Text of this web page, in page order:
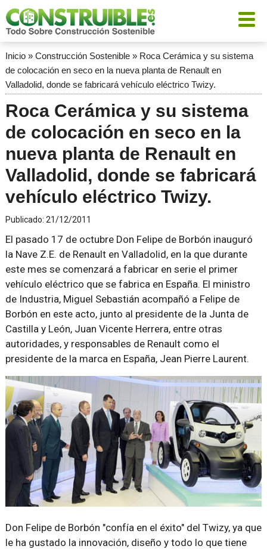
Inicio» Construcción Sostenible» Roca Cerámica y su sistema
de colocación en seco en la nueva planta de Renault en
Valladolid, donde se fabricará vehículo eléctrico Twizy.
Roca Cerámica y su sistema
de colocación en seco en la
nueva planta de Renault en
Valladolid, donde se fabricará
vehículo eléctrico Twizy.
Publicado: 21/12/2011
El pasado 17 de octubre Don Felipe de Borbón inauguró
la Nave Z.E. de Renault en Valladolid, en la que durante
este mes se comenzará a fabricar en serie el primer
vehículo eléctrico que se fabrica en España. El ministro
de Industria, Miguel Sebastián acompañó a Felipe de
Borbón en este acto, junto al presidente de la Junta de
Castilla y León, Juan Vicente Herrera, entre otras
autoridades, y responsables de Renault como el
presidente de la marca en España, Jean Pierre Laurent.
Don Felipe de Borbón "confía en el éxito" del Twizy, ya que
le ha gustado la innovación, diseño y todo lo que tiene